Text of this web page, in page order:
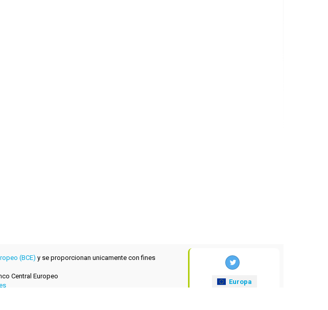
(BCE) y se proporcionan unicamente con fines
Central Europeo
Europa